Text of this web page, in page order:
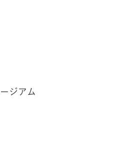
ジアム